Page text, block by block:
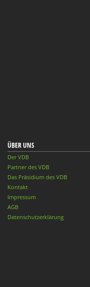
ÜBER UNS
Der VDB
Partner des VDB
Das Präsidium des VDB
Kontakt
Impressum
AGB
Datenschutzerklärung